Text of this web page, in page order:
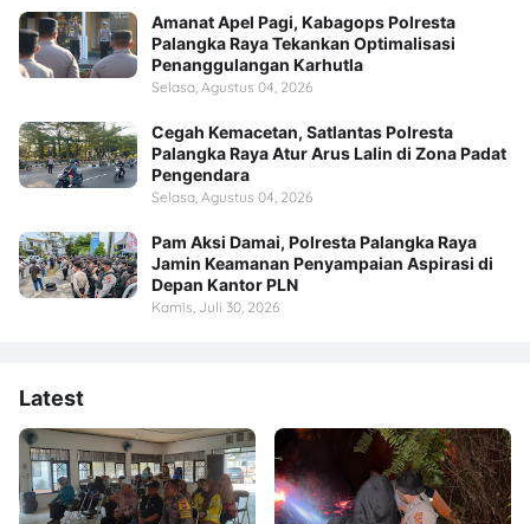
Amanat Apel Pagi, Kabagops Polresta
Palangka Raya Tekankan Optimalisasi
Penanggulangan Karhutla
Selasa, Agustus 04, 2026
Cegah Kemacetan, Satlantas Polresta
Palangka Raya Atur Arus Lalin di Zona Padat
Pengendara
Selasa, Agustus 04, 2026
Pam Aksi Damai, Polresta Palangka Raya
Jamin Keamanan Penyampaian Aspirasi di
Depan Kantor PLN
Kamis, Juli 30, 2026
Latest